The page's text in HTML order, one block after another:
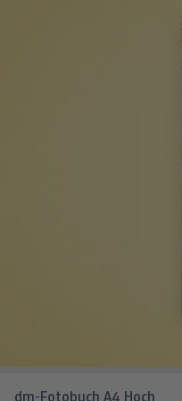
dm-Fotobuch A4 Hoch